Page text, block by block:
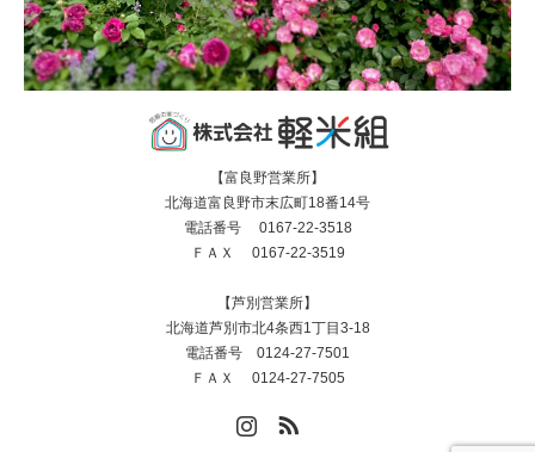
【富良野営業所】
北海道富良野市末広町18番14号
電話番号 0167-22-3518
ＦＡＸ 0167-22-3519
【芦別営業所】
北海道芦別市北4条西1丁目3-18
電話番号 0124-27-7501
ＦＡＸ 0124-27-7505